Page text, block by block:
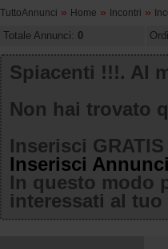
TuttoAnnunci » Home » Incontri »
Totale Annunci: 0
Spiacenti !!!. Al
Non hai trovato
Inserisci
Inserisci
In questo modo
interessati al